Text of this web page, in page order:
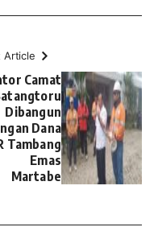
Article
Camat
Dibangun
Dana
Tambang
Emas
Martabe